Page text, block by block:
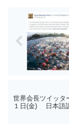
世界会長ツイッタ
１日(金) 日本語